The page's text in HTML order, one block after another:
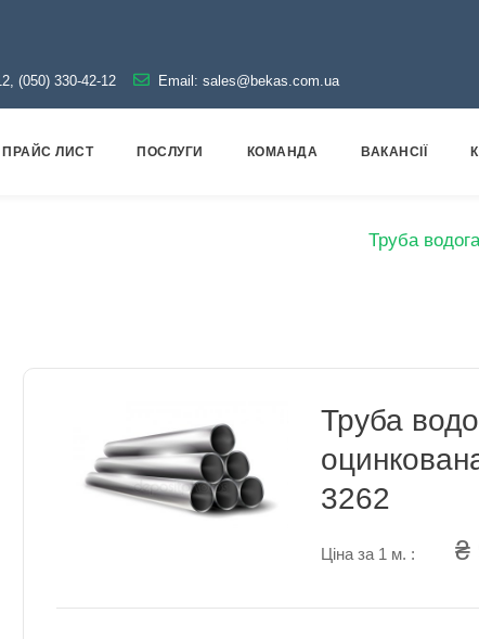
(050) 330-42-12 Email: sales@bekas.com.ua
ПРАЙС ЛИСТ ПОСЛУГИ КОМАНДА ВАКАНСІЇ
Труба
Труба
3262
Ціна за 1 м. : ₴